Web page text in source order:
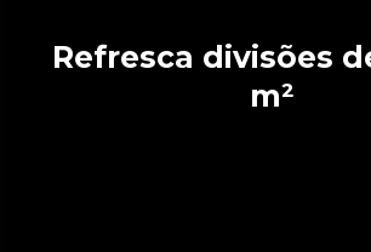
Refresca divisões de até 36
m²